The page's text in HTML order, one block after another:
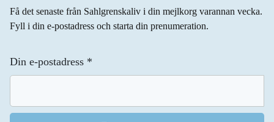
Få det senaste från Sahlgrenskaliv i din mejlkorg varannan vecka.
Fyll i din e-postadress och starta din prenumeration.
Din e-postadress *